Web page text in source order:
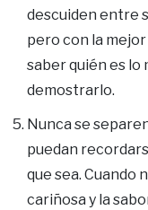
descuiden entre
pero con la
saber quién es lo
demostrarlo.
Nunca se
puedan
que sea. Cuando
cariñosa y la